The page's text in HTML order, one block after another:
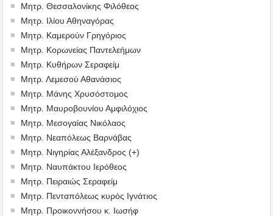
Μητρ. Θεσσαλονίκης Φιλόθεος
Μητρ. Ιλίου Αθηναγόρας
Μητρ. Καμερούν Γρηγόριος
Μητρ. Κορωνείας Παντελεήμων
Μητρ. Κυθήρων Σεραφείμ
Μητρ. Λεμεσού Αθανάσιος
Μητρ. Μάνης Χρυσόστομος
Μητρ. Μαυροβουνίου Αμφιλόχιος
Μητρ. Μεσογαίας Νικόλαος
Μητρ. Νεαπόλεως Βαρνάβας
Μητρ. Νιγηρίας Αλέξανδρος (+)
Μητρ. Ναυπάκτου Ιερόθεος
Μητρ. Πειραιώς Σεραφείμ
Μητρ. Πενταπόλεως κυρός Ιγνάτιος
Μητρ. Προικοννήσου κ. Ιωσήφ